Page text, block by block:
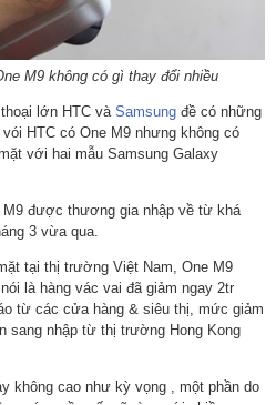
M9 không có gì thay đổi nhiều
lớn HTC và Samsung đề có những
HTC có One M9 nhưng không có
với hai mẫu Samsung Galaxy
được thương gia nhập về từ khá
3 vừa qua.
tại thị trường Việt Nam, One M9
là hàng vác vai đã giảm ngay 2tr
từ các cửa hàng & siêu thị, mức giảm
sang nhập từ thị trường Hong Kong
không cao như kỳ vọng , một phần do